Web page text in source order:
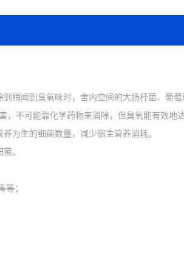
稍闻到臭氧味时，舍内空间的大肠杆菌、葡萄
，不可能靠化学药物来消除，但臭氧能有效地
为生的细菌数量，减少宿主营养消耗。
。
；